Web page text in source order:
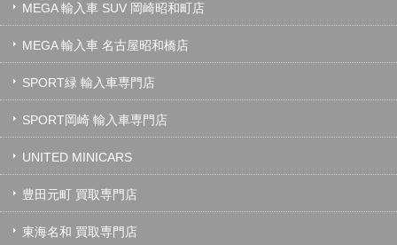
MEGA 輸入車 SUV 岡崎昭和町店
MEGA 輸入車 名古屋昭和橋店
SPORT緑 輸入車専門店
SPORT岡崎 輸入車専門店
UNITED MINICARS
豊田元町 買取専門店
東海名和 買取専門店